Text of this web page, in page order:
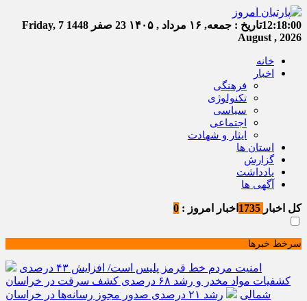
12:18:00تاریخ : جمعه, ۱۶ مرداد , ۱۴۰۵ 23 صفر 1448
Friday, 7
August , 2026
خانه
اخبار
فرهنگی
تکنولوژی
سیاسی
اجتماعی
ایثار و شهادت
استان ها
گزارش
یادداشت
آگهی ها
کل اخبار اخبار امروز : 0
سرخط خبرها
امنیت مردم خط قرمز پلیس است/ افزایش ۴۳ درصدی
کشفیات مواد مخدر و رشد ۶۸ درصدی کشف سرقت در خراسان
شمالی
رشد ۲۱ درصدی صدور مجوز رسانه‌ها در خراسان